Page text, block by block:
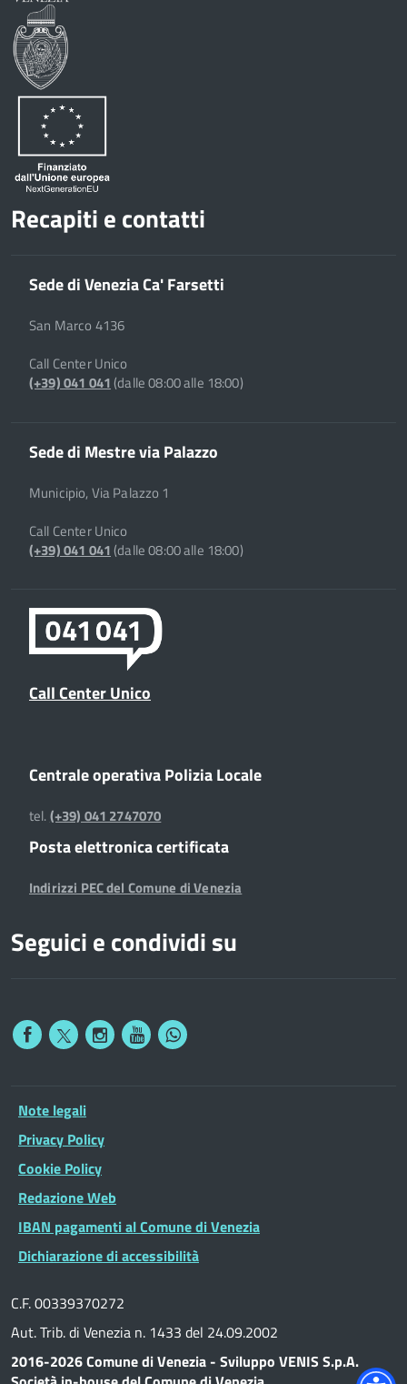
Recapiti e contatti
Sede di Venezia Ca' Farsetti
San Marco 4136
Call Center Unico
(+39) 041 041(dalle 08:00 alle 18:00)
Sede di Mestre via Palazzo
Municipio, Via Palazzo 1
Call Center Unico
(+39) 041 041(dalle 08:00 alle 18:00)
Call Center Unico
Centrale operativa Polizia Locale
tel.(+39) 041 2747070
Posta elettronica certificata
Indirizzi PEC del Comune di Venezia
Seguici e condividi su
Note legali
Privacy Policy
Cookie Policy
Redazione Web
IBAN pagamenti al Comune di Venezia
Dichiarazione di accessibilità
C.F. 00339370272
Aut. Trib. di Venezia n. 1433 del 24.09.2002
2016-2026 Comune di Venezia - Sviluppo VENIS S.p.A.